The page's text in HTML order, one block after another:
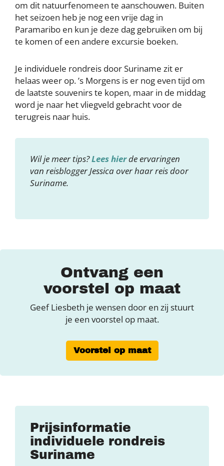
om dit natuurfenomeen te aanschouwen. Buiten
het seizoen heb je nog een vrije dag in
Paramaribo en kun je deze dag gebruiken om bij
te komen of een andere excursie boeken.
Je individuele rondreis door Suriname zit er
helaas weer op. ’s Morgens is er nog even tijd om
de laatste souvenirs te kopen, maar in de middag
word je naar het vliegveld gebracht voor de
terugreis naar huis.
Wil je meer tips?Lees hierde ervaringen
van reisblogger Jessica over haar reis door
Suriname.
Ontvang een
voorstel op maat
Geef Liesbeth je wensen door en zij stuurt
je een voorstel op maat.
Voorstel op maat
Prijsinformatie
individuele rondreis
Suriname